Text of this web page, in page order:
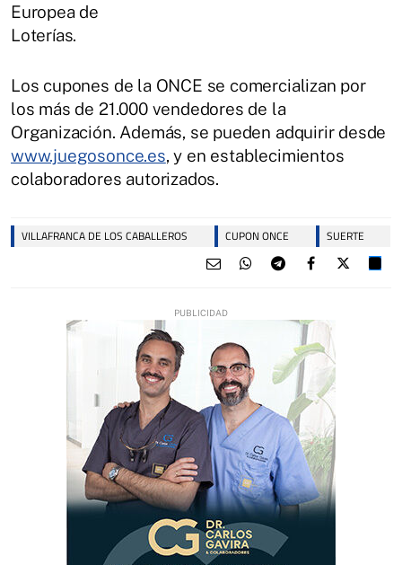
Europea de
Loterías.
Los cupones de la ONCE se comercializan por
los más de 21.000 vendedores de la
Organización. Además, se pueden adquirir desde
www.juegosonce.es, y en establecimientos
colaboradores autorizados.
VILLAFRANCA DE LOS CABALLEROS CUPON ONCE SUERTE